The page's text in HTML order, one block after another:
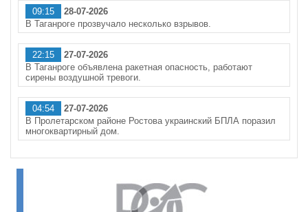
09:15
28-07-2026
В Таганроге прозвучало несколько взрывов.
22:15
27-07-2026
В Таганроге объявлена ракетная опасность, работают
сирены воздушной тревоги.
04:54
27-07-2026
В Пролетарском районе Ростова украинский БПЛА поразил
многоквартирный дом.